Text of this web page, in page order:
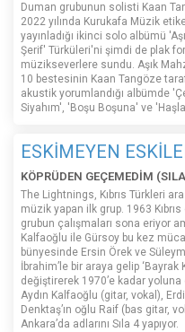
Duman grubunun solisti Kaan
2022 yılında Kurukafa Müzik
yayınladığı ikinci solo albümü
Şerif' Türküleri'ni şimdi de plak
müzikseverlere sundu. Aşık
10 bestesinin Kaan Tangöze
akustik yorumlandığı albümde
Siyahım', 'Boşu Boşuna' ve
ESKİMEYEN
KÖPRÜDEN GEÇEMEDİM
The Lightnings, Kıbrıs Türkleri
müzik yapan ilk grup. 1963 Kıbrıs
grubun çalışmaları sona eriyor
Kalfaoğlu ile Gürsoy bu kez
bünyesinde Ersin Örek ve
İbrahim’le bir araya gelip
değiştirerek 1970’e kadar
Aydın Kalfaoğlu (gitar, vokal),
Denktaş’ın oğlu Raif (bas gitar,
Ankara’da adlarını Sıla 4 yapıyor.